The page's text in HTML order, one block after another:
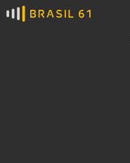
Ver todas as notícias